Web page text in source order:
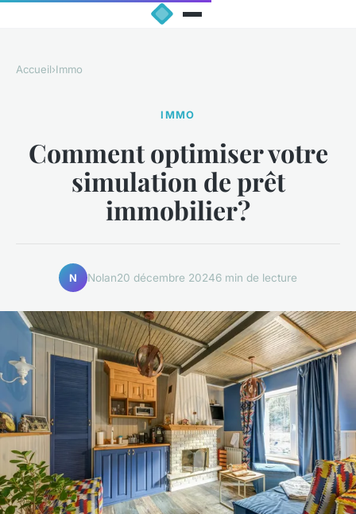
Accueil›Immo
IMMO
Comment optimiser votre
simulation de prêt
immobilier?
N Nolan20 décembre 20246 min de lecture